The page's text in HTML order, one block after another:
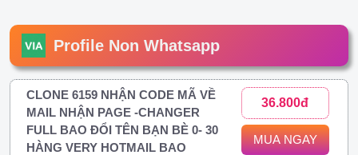
Profile Non Whatsapp
CLONE 6159 NHẬN CODE MÃ VỀ
MAIL NHẬN PAGE -CHANGER
FULL BAO ĐỔI TÊN BẠN BÈ 0- 30
HÀNG VERY HOTMAIL BAO
36.800đ
MUA NGAY